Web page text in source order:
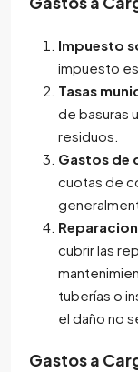
Impuesto
impuesto
Tasas
de basuras
residuos.
Gastos de
cuotas de
cubrir las
tuberías o
el daño no
Gastos a